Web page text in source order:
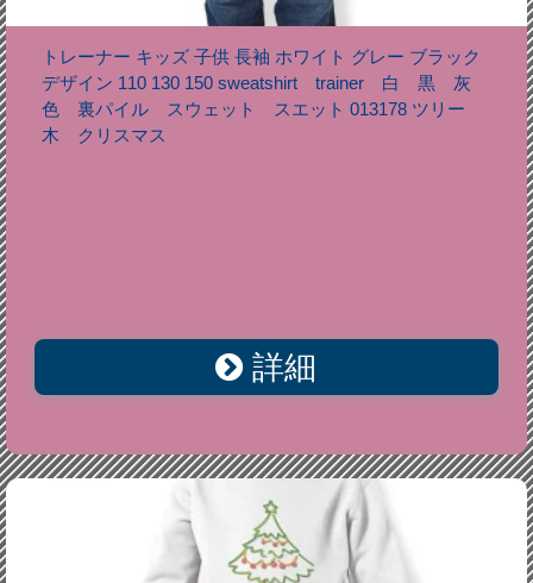
トレーナー キッズ 子供 長袖 ホワイト グレー ブラック
デザイン 110 130 150 sweatshirt trainer 白 黒 灰
色 裏パイル スウェット スエット 013178 ツリー
木 クリスマス
詳細